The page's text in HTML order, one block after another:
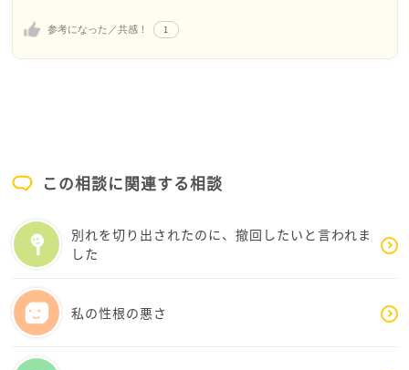
でしょうか。あんさんが、自分にたいしての思いを変
参考になった／共感！ 1
でもnobu様の言葉で大袈裟かもしれませんが、
こうと思います。
この相談に関連する相談
別れを切り出されたのに、撤回したいと言われま
した
私の性根の悪さ